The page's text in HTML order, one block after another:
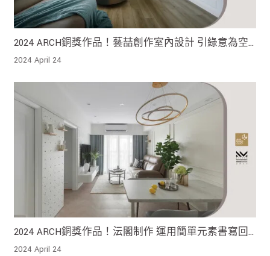
2024 ARCH銅獎作品！藝喆創作室內設計 引綠意為空
間作畫 光、風與人的對話
2024 April 24
2024 ARCH銅獎作品！沄閣制作 運用簡單元素書寫回
歸本質的美好
2024 April 24